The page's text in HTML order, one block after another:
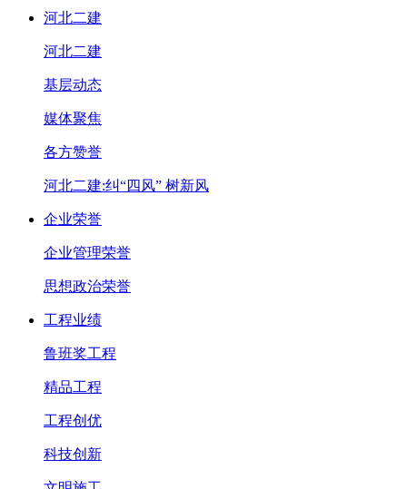
河北二建
河北二建
基层动态
媒体聚焦
各方赞誉
河北二建:纠“四风” 树新风
企业荣誉
企业管理荣誉
思想政治荣誉
工程业绩
鲁班奖工程
精品工程
工程创优
科技创新